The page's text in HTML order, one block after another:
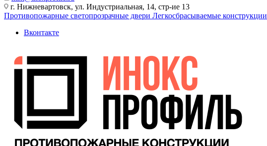
г. Нижневартовск, ул. Индустриальная, 14, стр-ие 13
Противопожарные светопрозрачные двери Легкосбрасываемые конструкции
Вконтакте